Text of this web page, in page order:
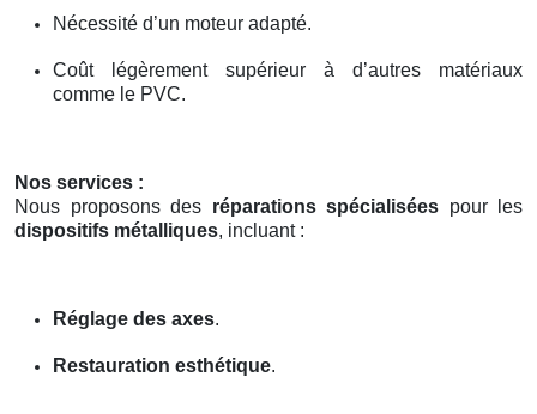
Nécessité d’un moteur adapté.
Coût légèrement supérieur à d’autres matériaux
comme le PVC.
Nos services :
Nous proposons des réparations spécialisées pour les
dispositifs métalliques, incluant :
Réglage des axes.
Restauration esthétique.